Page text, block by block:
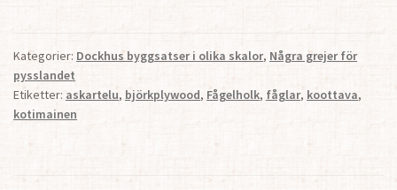
mängd
Kategorier: Dockhus byggsatser i olika skalor, Några grejer för
pysslandet
Etiketter: askartelu, björkplywood, Fågelholk, fåglar, koottava,
kotimainen